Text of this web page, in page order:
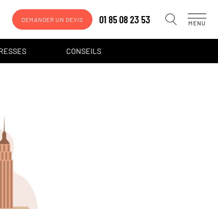
DEMANDER UN DEVIS 01 85 08 23 53 MENU
CONSEILS